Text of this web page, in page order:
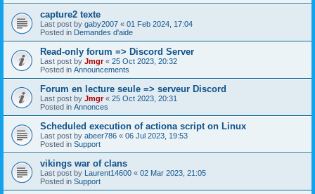
capture2 texte
Last post by gaby2007 « 01 Feb 2024, 17:04
Posted in Demandes d'aide
Read-only forum => Discord Server
Last post by Jmgr« 25 Oct 2023, 20:32
Posted in Announcements
Forum en lecture seule => serveur Discord
Last post by Jmgr« 25 Oct 2023, 20:31
Posted in Annonces
Scheduled execution of actiona script on Linux
Last post by abeer786 « 06 Jul 2023, 19:53
Posted in Support
vikings war of clans
Last post by Laurent14600 « 02 Mar 2023, 21:05
Posted in Support